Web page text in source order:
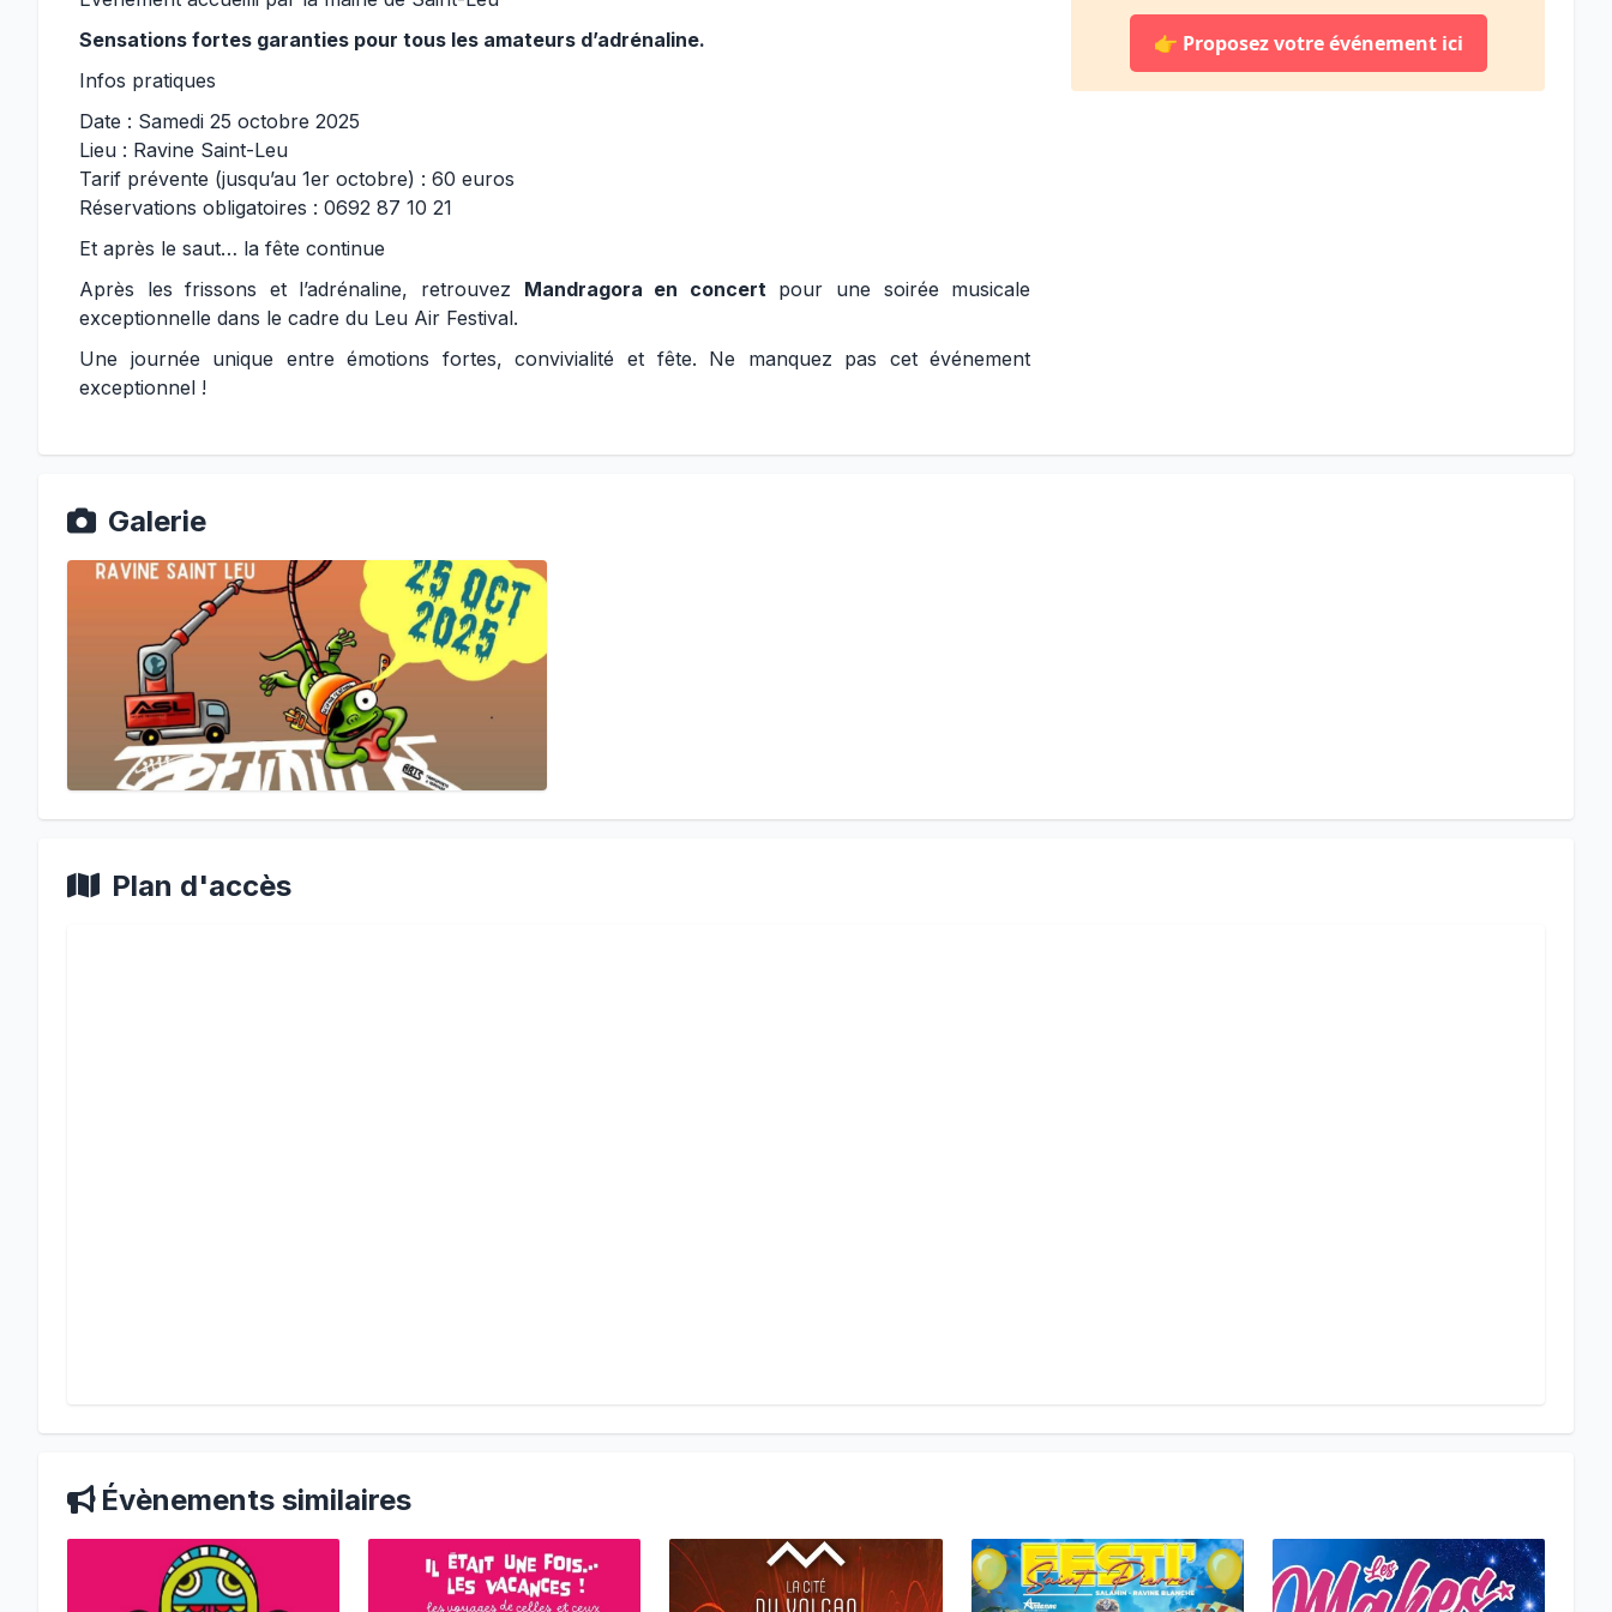
Sensations fortes garanties pour tous les amateurs d’adrénaline.
Infos pratiques
Date : Samedi 25 octobre 2025
Lieu : Ravine Saint-Leu
Tarif prévente (jusqu’au 1er octobre) : 60 euros
Réservations obligatoires : 0692 87 10 21
Et après le saut… la fête continue
Après les frissons et l’adrénaline, retrouvez Mandragora en concertpour une soirée musicale
exceptionnelle dans le cadre du Leu Air Festival.
Une journée unique entre émotions fortes, convivialité et fête. Ne manquez pas cet événement
exceptionnel !
👉 Proposez votre événement ici
Galerie
Plan d'accès
Évènements similaires